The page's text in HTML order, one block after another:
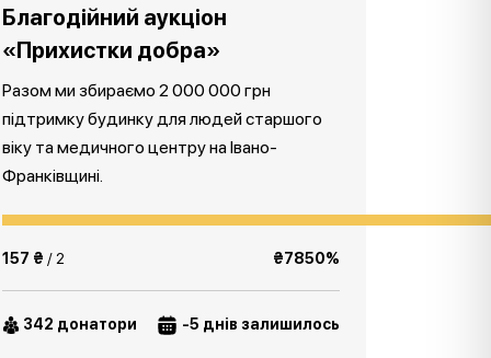
Благодійний аукціон
«Прихистки добра»
Разом ми збираємо 2 000 000 грн
підтримку будинку для людей старшого
віку та медичного центру на Івано-
Франківщині.
157 ₴ / 2 ₴7850%
342 донатори -5 днів залишилось